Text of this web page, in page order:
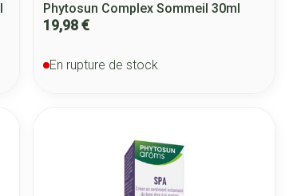
Phytosun Complex Sommeil 30ml
19,98 €
En rupture de stock